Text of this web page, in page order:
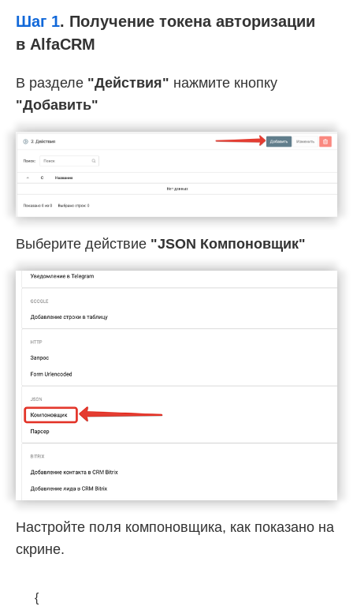
Шаг 1. Получение токена авторизации
в AlfaCRM
В разделе "Действия" нажмите кнопку
"Добавить"
Выберите действие "JSON Компоновщик"
Настройте поля компоновщика, как показано на
скрине.
{